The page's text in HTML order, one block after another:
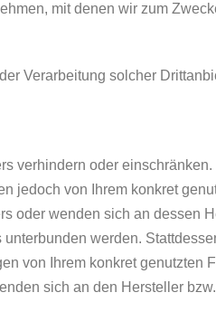
mit denen wir zum
Verarbeitung solcher
verhindern oder
jedoch von Ihrem konkret
oder wenden sich an dessen
werden.
von Ihrem konkret genutzten
sich an den Hersteller